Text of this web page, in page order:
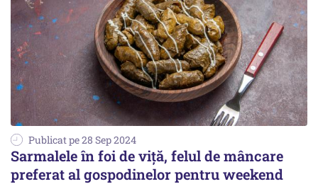
Publicat pe 28 Sep 2024
Sarmalele în foi de viță, felul de mâncare
preferat al gospodinelor pentru weekend